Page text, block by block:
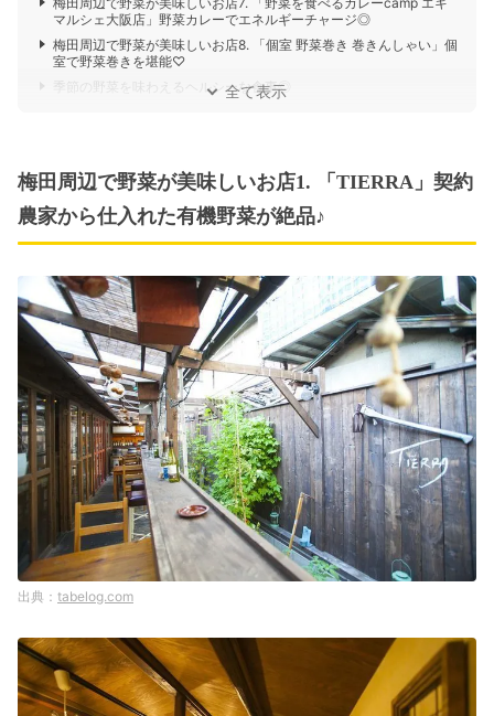
マルシェ大阪店」野菜カレーでエネルギーチャージ◎
梅田周辺で野菜が美味しいお店8. 「個室 野菜巻き 巻きんしゃい」個
室で野菜巻きを堪能♡
季節の野菜を味わえるヘルシーな食事◎
全て表示
梅田周辺で野菜が美味しいお店1. 「TIERRA」契約
農家から仕入れた有機野菜が絶品♪
tabelog.com